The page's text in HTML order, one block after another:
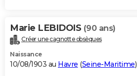
Marie LEBIDOIS (90 ans)
Créer une cagnotte obsèques
Naissance
10/08/1903 au Havre (Seine-Maritime)